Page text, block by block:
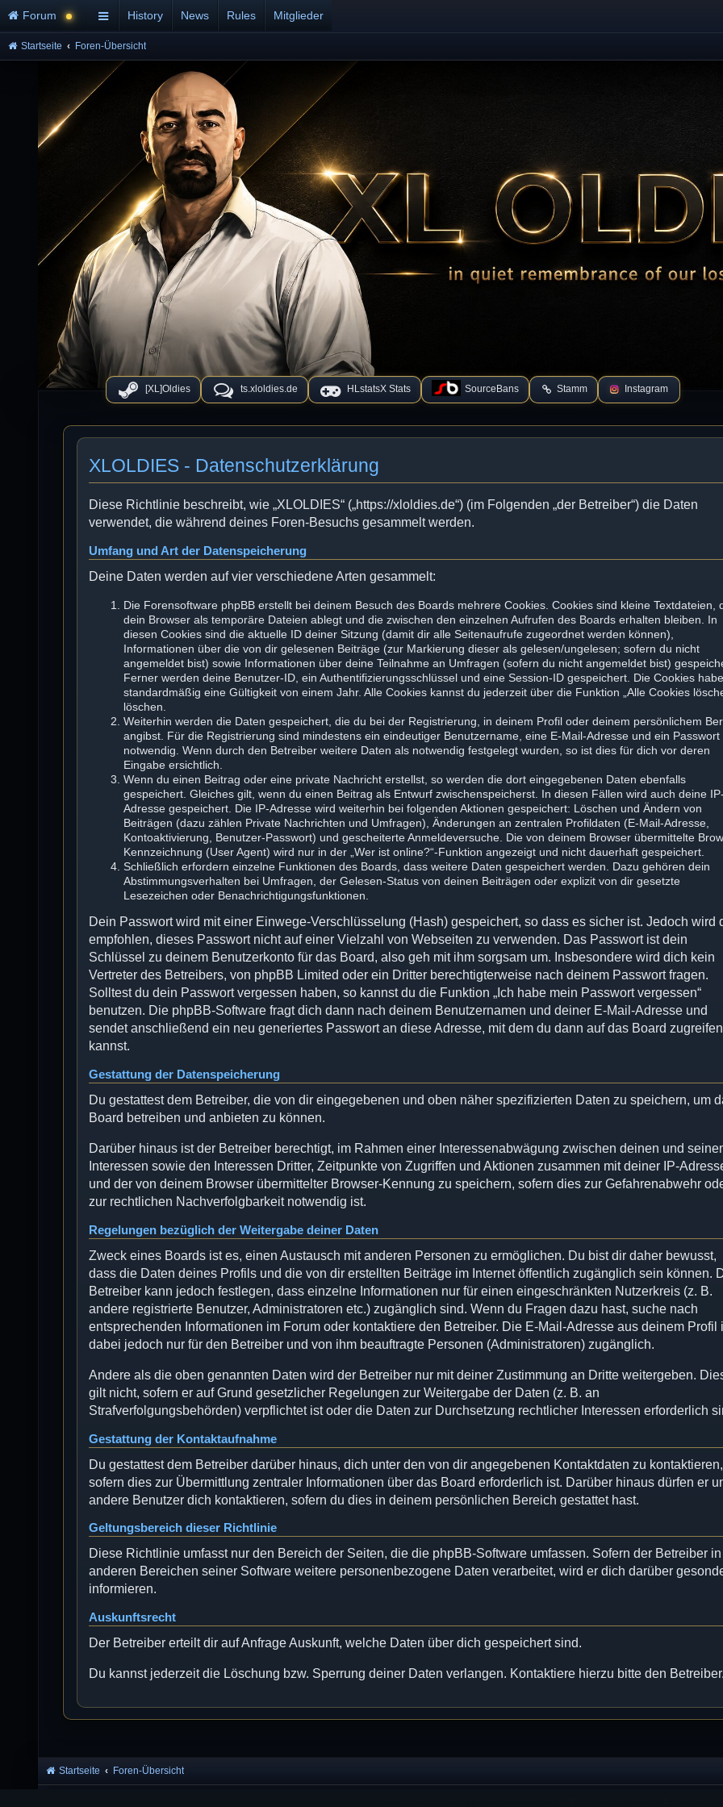
[XL]Oldies ts.xloldies.de HLstatsX Stats SourceBans Stamm Instagram
Forum History News Rules Mitglieder
Startseite Foren-Übersicht
XLOLDIES - Datenschutzerklärung
Diese Richtlinie beschreibt, wie „XLOLDIES“ („https://xloldies.de“) (im Folgenden „der Betreiber“) die Daten
verwendet, die während deines Foren-Besuchs gesammelt werden.
Umfang und Art der Datenspeicherung
Deine Daten werden auf vier verschiedene Arten gesammelt:
Die Forensoftware phpBB erstellt bei deinem Besuch des Boards mehrere Cookies. Cookies sind kleine Textdateien,
dein Browser als temporäre Dateien ablegt und die zwischen den einzelnen Aufrufen des Boards erhalten bleiben. In
diesen Cookies sind die aktuelle ID deiner Sitzung (damit dir alle Seitenaufrufe zugeordnet werden können),
Informationen über die von dir gelesenen Beiträge (zur Markierung dieser als gelesen/ungelesen; sofern du nicht
angemeldet bist) sowie Informationen über deine Teilnahme an Umfragen (sofern du nicht angemeldet bist)
Ferner werden deine Benutzer-ID, ein Authentifizierungsschlüssel und eine Session-ID gespeichert. Die Cookies
standardmäßig eine Gültigkeit von einem Jahr. Alle Cookies kannst du jederzeit über die Funktion „Alle Cookies
löschen.
Weiterhin werden die Daten gespeichert, die du bei der Registrierung, in deinem Profil oder deinem persönlichem
angibst. Für die Registrierung sind mindestens ein eindeutiger Benutzername, eine E-Mail-Adresse und ein Passwort
notwendig. Wenn durch den Betreiber weitere Daten als notwendig festgelegt wurden, so ist dies für dich vor deren
Eingabe ersichtlich.
Wenn du einen Beitrag oder eine private Nachricht erstellst, so werden die dort eingegebenen Daten ebenfalls
gespeichert. Gleiches gilt, wenn du einen Beitrag als Entwurf zwischenspeicherst. In diesen Fällen wird auch deine IP-
Adresse gespeichert. Die IP-Adresse wird weiterhin bei folgenden Aktionen gespeichert: Löschen und Ändern von
Beiträgen (dazu zählen Private Nachrichten und Umfragen), Änderungen an zentralen Profildaten (E-Mail-Adresse,
Kontoaktivierung, Benutzer-Passwort) und gescheiterte Anmeldeversuche. Die von deinem Browser übermittelte
Kennzeichnung (User Agent) wird nur in der „Wer ist online?“-Funktion angezeigt und nicht dauerhaft gespeichert.
Schließlich erfordern einzelne Funktionen des Boards, dass weitere Daten gespeichert werden. Dazu gehören dein
Abstimmungsverhalten bei Umfragen, der Gelesen-Status von deinen Beiträgen oder explizit von dir gesetzte
Lesezeichen oder Benachrichtigungsfunktionen.
Dein Passwort wird mit einer Einwege-Verschlüsselung (Hash) gespeichert, so dass es sicher ist. Jedoch wird
empfohlen, dieses Passwort nicht auf einer Vielzahl von Webseiten zu verwenden. Das Passwort ist dein
Schlüssel zu deinem Benutzerkonto für das Board, also geh mit ihm sorgsam um. Insbesondere wird dich kein
Vertreter des Betreibers, von phpBB Limited oder ein Dritter berechtigterweise nach deinem Passwort fragen.
Solltest du dein Passwort vergessen haben, so kannst du die Funktion „Ich habe mein Passwort vergessen“
benutzen. Die phpBB-Software fragt dich dann nach deinem Benutzernamen und deiner E-Mail-Adresse und
sendet anschließend ein neu generiertes Passwort an diese Adresse, mit dem du dann auf das Board zugreifen
kannst.
Gestattung der Datenspeicherung
Du gestattest dem Betreiber, die von dir eingegebenen und oben näher spezifizierten Daten zu speichern, um
Board betreiben und anbieten zu können.
Darüber hinaus ist der Betreiber berechtigt, im Rahmen einer Interessenabwägung zwischen deinen und
Interessen sowie den Interessen Dritter, Zeitpunkte von Zugriffen und Aktionen zusammen mit deiner IP-
und der von deinem Browser übermittelter Browser-Kennung zu speichern, sofern dies zur Gefahrenabwehr
zur rechtlichen Nachverfolgbarkeit notwendig ist.
Regelungen bezüglich der Weitergabe deiner Daten
Zweck eines Boards ist es, einen Austausch mit anderen Personen zu ermöglichen. Du bist dir daher bewusst,
dass die Daten deines Profils und die von dir erstellten Beiträge im Internet öffentlich zugänglich sein können.
Betreiber kann jedoch festlegen, dass einzelne Informationen nur für einen eingeschränkten Nutzerkreis (z. B.
andere registrierte Benutzer, Administratoren etc.) zugänglich sind. Wenn du Fragen dazu hast, suche nach
entsprechenden Informationen im Forum oder kontaktiere den Betreiber. Die E-Mail-Adresse aus deinem Profil
dabei jedoch nur für den Betreiber und von ihm beauftragte Personen (Administratoren) zugänglich.
Andere als die oben genannten Daten wird der Betreiber nur mit deiner Zustimmung an Dritte weitergeben.
gilt nicht, sofern er auf Grund gesetzlicher Regelungen zur Weitergabe der Daten (z. B. an
Strafverfolgungsbehörden) verpflichtet ist oder die Daten zur Durchsetzung rechtlicher Interessen erforderlich
Gestattung der Kontaktaufnahme
Du gestattest dem Betreiber darüber hinaus, dich unter den von dir angegebenen Kontaktdaten zu kontaktieren,
sofern dies zur Übermittlung zentraler Informationen über das Board erforderlich ist. Darüber hinaus dürfen er
andere Benutzer dich kontaktieren, sofern du dies in deinem persönlichen Bereich gestattet hast.
Geltungsbereich dieser Richtlinie
Diese Richtlinie umfasst nur den Bereich der Seiten, die die phpBB-Software umfassen. Sofern der Betreiber in
anderen Bereichen seiner Software weitere personenbezogene Daten verarbeitet, wird er dich darüber
informieren.
Auskunftsrecht
Der Betreiber erteilt dir auf Anfrage Auskunft, welche Daten über dich gespeichert sind.
Du kannst jederzeit die Löschung bzw. Sperrung deiner Daten verlangen. Kontaktiere hierzu bitte den Betreiber.
Startseite Foren-Übersicht